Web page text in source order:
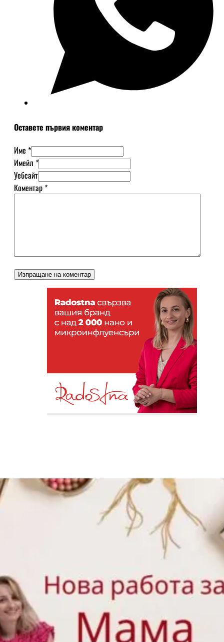
Оставете първия коментар
Име *
Имейл *
Уебсайт
Коментар*